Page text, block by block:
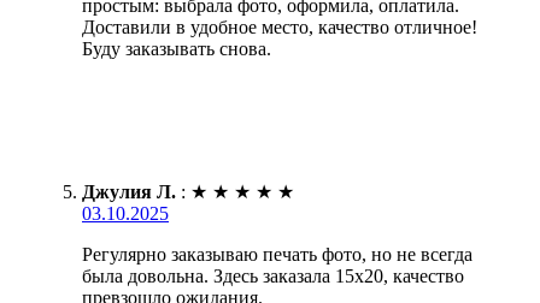
простым: выбрала фото, оформила, оплатила.
Доставили в удобное место, качество отличное!
Буду заказывать снова.
Джулия Л. : ★ ★ ★ ★ ★
03.10.2025
Регулярно заказываю печать фото, но не всегда
была довольна. Здесь заказала 15х20, качество
превзошло ожидания.